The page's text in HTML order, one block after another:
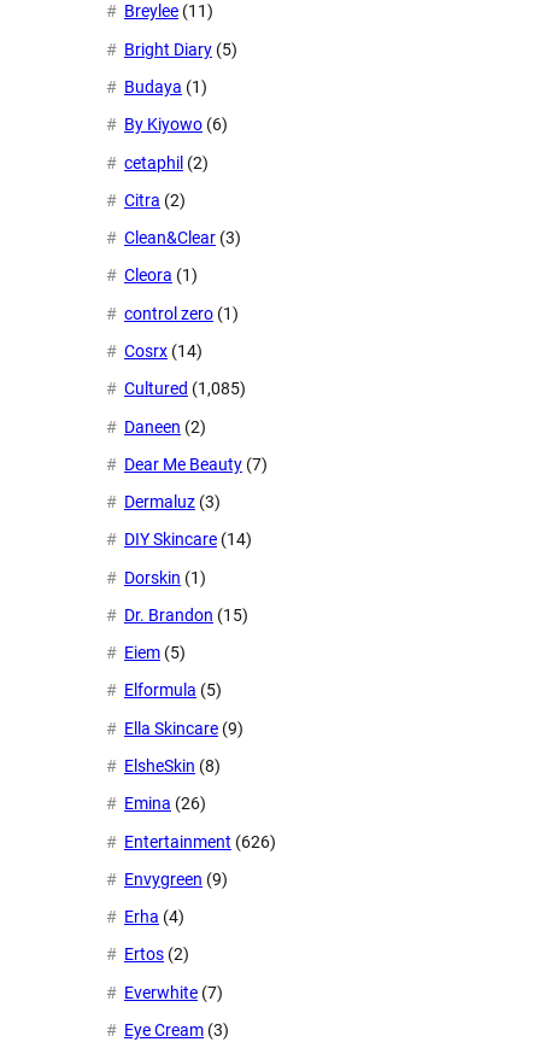
Breylee (11)
Bright Diary (5)
Budaya (1)
By Kiyowo (6)
cetaphil (2)
Citra (2)
Clean&Clear (3)
Cleora (1)
control zero (1)
Cosrx (14)
Cultured (1,085)
Daneen (2)
Dear Me Beauty (7)
Dermaluz (3)
DIY Skincare (14)
Dorskin (1)
Dr. Brandon (15)
Eiem (5)
Elformula (5)
Ella Skincare (9)
ElsheSkin (8)
Emina (26)
Entertainment (626)
Envygreen (9)
Erha (4)
Ertos (2)
Everwhite (7)
Eye Cream (3)